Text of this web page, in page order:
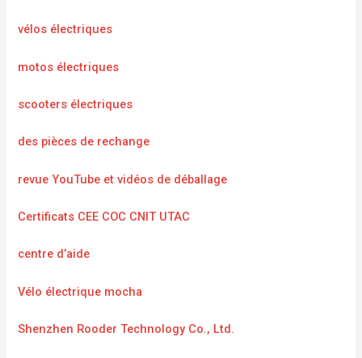
vélos électriques
motos électriques
scooters électriques
des pièces de rechange
revue YouTube et vidéos de déballage
Certificats CEE COC CNIT UTAC
centre d’aide
Vélo électrique mocha
Shenzhen Rooder Technology Co., Ltd.